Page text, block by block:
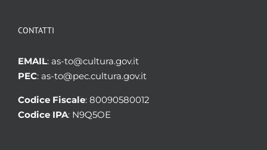
CONTATTI
EMAIL: as-to@cultura.gov.it
PEC: as-to@pec.cultura.gov.it
Codice Fiscale: 80090580012
Codice IPA: N9Q5OE